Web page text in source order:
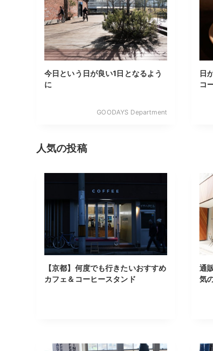
今日という日が良い1日となるよう
に
GOODAYS Department
日
コ
人気の投稿
【京都】何度でも行きたいおすすめ
カフェ＆コーヒースタンド
通
気